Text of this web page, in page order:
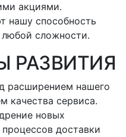
акциями.
нашу способность
сложности.
РАЗВИТИЯ
расширением нашего
качества сервиса.
новых
доставки